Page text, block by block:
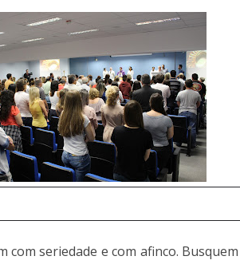
com seriedade e com afinco.